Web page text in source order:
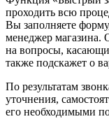
проходить всю
Вы заполняете
менеджер магазина.
на вопросы,
также подскажет о
По результатам
уточнения,
его необходимыми